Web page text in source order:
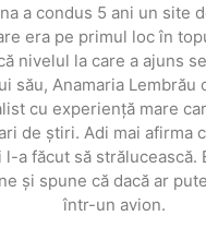
a condus 5 ani un site
era pe primul loc în
nivelul la care a ajuns
său, Anamaria Lembrău
cu experiență mare
de știri. Adi mai afirma
l-a făcut să strălucească.
și spune că dacă ar
într-un avion.